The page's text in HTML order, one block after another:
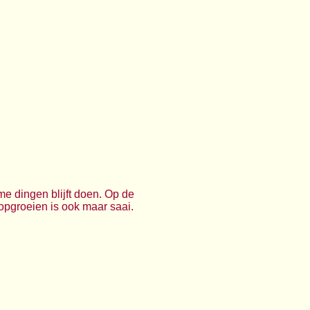
dingen blijft doen. Op de
is ook maar saai.